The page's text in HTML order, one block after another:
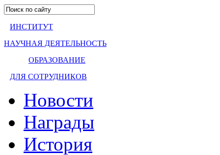
ИНСТИТУТ
НАУЧНАЯ ДЕЯТЕЛЬНОСТЬ
ОБРАЗОВАНИЕ
ДЛЯ СОТРУДНИКОВ
Новости
Награды
История